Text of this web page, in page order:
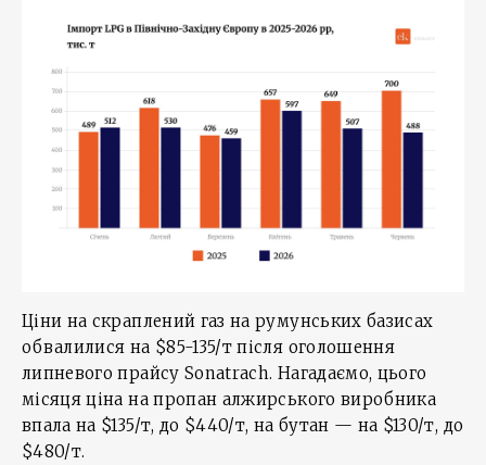
Ціни на скраплений газ на румунських базисах
обвалилися на $85-135/т після оголошення
липневого прайсу Sonatrach. Нагадаємо, цього
місяця ціна на пропан алжирського виробника
впала на $135/т, до $440/т, на бутан — на $130/т, до
$480/т.